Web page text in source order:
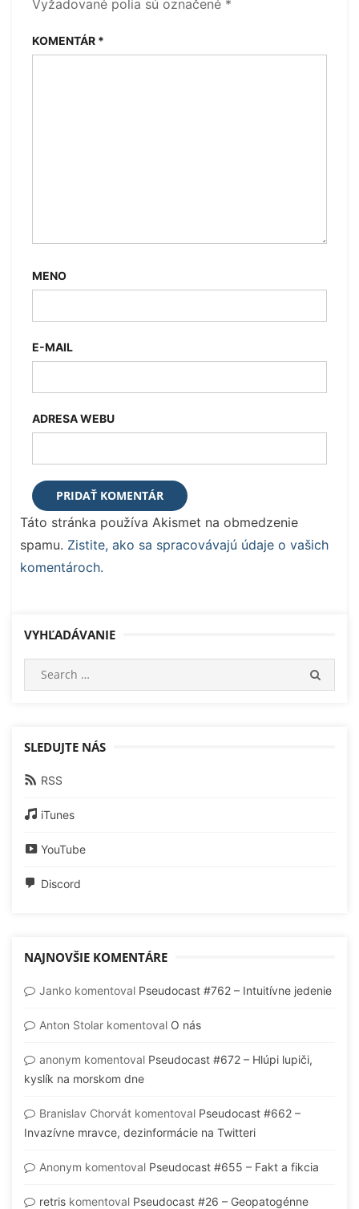
Vyžadované polia sú označené *
KOMENTÁR *
MENO
E-MAIL
ADRESA WEBU
Táto stránka používa Akismet na obmedzenie
spamu. Zistite, ako sa spracovávajú údaje o vašich
komentároch.
VYHĽADÁVANIE
SLEDUJTE NÁS
RSS
iTunes
YouTube
Discord
NAJNOVŠIE KOMENTÁRE
Janko komentoval Pseudocast #762 – Intuitívne jedenie
Anton Stolar komentoval O nás
anonym komentoval Pseudocast #672 – Hlúpi lupiči,
kyslík na morskom dne
Branislav Chorvát komentoval Pseudocast #662 –
Invazívne mravce, dezinformácie na Twitteri
Anonym komentoval Pseudocast #655 – Fakt a fikcia
retris komentoval Pseudocast #26 – Geopatogénne